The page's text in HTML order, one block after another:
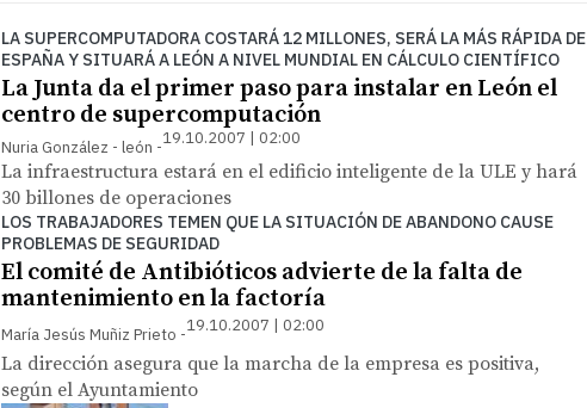
LA SUPERCOMPUTADORA COSTARÁ 12 MILLONES, SERÁ LA MÁS RÁPIDA DE
ESPAÑA Y SITUARÁ A LEÓN A NIVEL MUNDIAL EN CÁLCULO CIENTÍFICO
La Junta da el primer paso para instalar en León el
centro de supercomputación
Nuria González - león 19.10.2007 | 02:00
La infraestructura estará en el edificio inteligente de la ULE y hará
30 billones de operaciones
LOS TRABAJADORES TEMEN QUE LA SITUACIÓN DE ABANDONO CAUSE
PROBLEMAS DE SEGURIDAD
El comité de Antibióticos advierte de la falta de
mantenimiento en la factoría
María Jesús Muñiz Prieto 19.10.2007 | 02:00
La dirección asegura que la marcha de la empresa es positiva,
según el Ayuntamiento